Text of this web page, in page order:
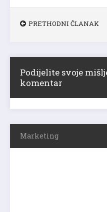
PRETHODNI ČLANAK
Podijelite svoje
komentar
Marketing